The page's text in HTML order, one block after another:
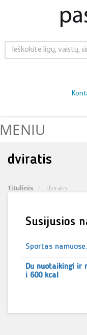
MENIU
dviratis
Titulinis dviratis
Susijusios
Sportas
Du nuotaikingi ir
i 600 kcal